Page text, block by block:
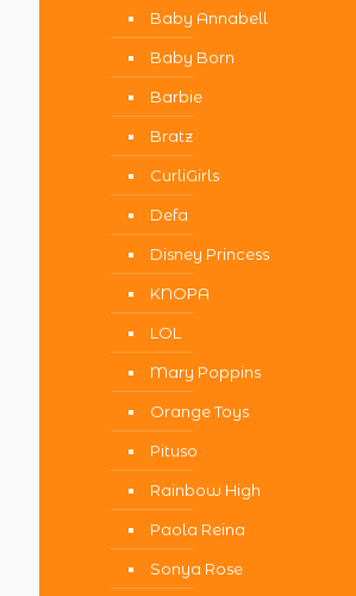
Baby Annabell
Baby Born
Barbie
Bratz
CurliGirls
Defa
Disney Princess
KNOPA
LOL
Mary Poppins
Orange Toys
Pituso
Rainbow High
Paola Reina
Sonya Rose